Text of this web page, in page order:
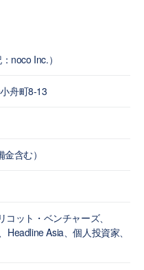
noco Inc.）
舟町8-13
含む）
ット・ベンチャーズ、
Headline Asia、個人投資家、